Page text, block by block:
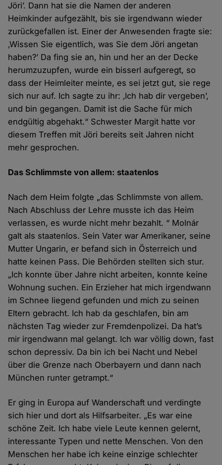
Jöri’. Dann hat sie die Namen der anderen
Heimkinder aufgezählt, bis sie irgendwann wieder
zurückgefallen ist. Einer der Anwesenden fragte sie:
‚Wissen Sie eigentlich, was Sie dem Jöri angetan
haben?’ Da fing sie an, hin und her an der Decke
herumzuzupfen, wurde ein bisserl aufgeregt, so
dass der Heimleiter meinte, es sei jetzt gut, sie rege
sich nur auf. Ich sagte zu ihr: ‚Ich hab dir vergeben’,
und bin gegangen. Damit ist die Sache für mich
endgültig abgehakt.“ Schwester Margit hatte vor
diesem Treffen mit Jöri bereits seit Jahren nicht
mehr gesprochen.
Das Schlimmste von allem: staatenlos
Nach dem Heim folgte „das Schlimmste von allem.
Nach Abschluss der Lehre musste ich das Heim
verlassen, es wurde nicht mehr bezahlt. “ Molnár
galt als staatenlos. Sein Vater war Amerikaner, seine
Mutter Ungarin, er befand sich in Österreich und
hatte keinen Pass. Die Behörden stellten sich stur.
„Ich konnte über Jahre nicht arbeiten, konnte keine
Wohnung suchen. Ein Erzieher hat mich irgendwann
im Schnee liegend gefunden und mich zu seinen
Eltern gebracht. Ich hab da geschlafen, bin am
nächsten Tag wieder zur Fremdenpolizei. Da hat’s
mir irgendwann mal gelangt. Ich war völlig down, fast
schon depressiv. Da bin ich bei Nacht und Nebel
über die Grenze nach Oberbayern und dann nach
München runter getrampt.“
Er ging in Europa auf Wanderschaft und verdingte
sich hier und dort als Hilfsarbeiter. „Es war eine
schöne Zeit. Ich habe viele Leute kennen gelernt,
interessante Typen und nette Menschen. Von den
Menschen her habe ich keine einzige schlechter